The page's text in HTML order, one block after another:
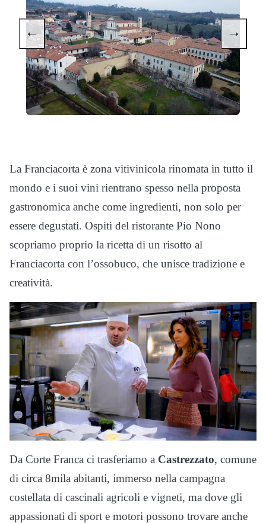
← →
La Franciacorta è zona vitivinicola rinomata in tutto il
mondo e i suoi vini rientrano spesso nella proposta
gastronomica anche come ingredienti, non solo per
essere degustati. Ospiti del ristorante Pio Nono
scopriamo proprio la ricetta di un risotto al
Franciacorta con l’ossobuco, che unisce tradizione e
creatività.
Da Corte Franca ci trasferiamo a Castrezzato, comune
di circa 8mila abitanti, immerso nella campagna
costellata di cascinali agricoli e vigneti, ma dove gli
appassionati di sport e motori possono trovare anche